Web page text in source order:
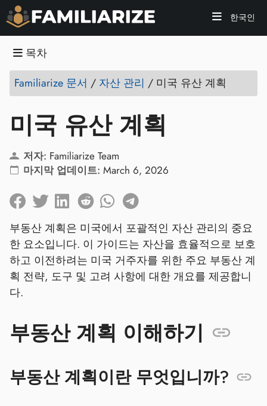
한국인
목차
Familiarize 문서 / 자산 관리 / 미국 유산 계획
미국 유산 계획
저자: Familiarize Team
마지막 업데이트: March 6, 2026
부동산 계획은 미국에서 포괄적인 자산 관리의 중요
한 요소입니다. 이 가이드는 자산을 효율적으로 보호
하고 이전하려는 미국 거주자를 위한 주요 부동산 계
획 전략, 도구 및 고려 사항에 대한 개요를 제공합니
다.
부동산 계획 이해하기
부동산 계획이란 무엇입니까?